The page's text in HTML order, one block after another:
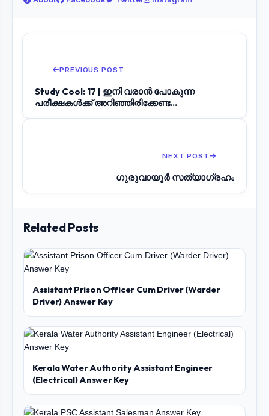
PREVIOUS POST
Study Cool: 17 | ഇനി വരാൻ പോകുന്ന
പരീക്ഷകൾക്ക് അറിഞ്ഞിരിക്കേണ്ട
NEXT POST
ഗുരുവായൂർ സത്യാഗ്രഹം
Related Posts
Assistant Prison Officer Cum Driver (Warder
Driver) Answer Key
Kerala Water Authority Assistant Engineer
(Electrical) Answer Key